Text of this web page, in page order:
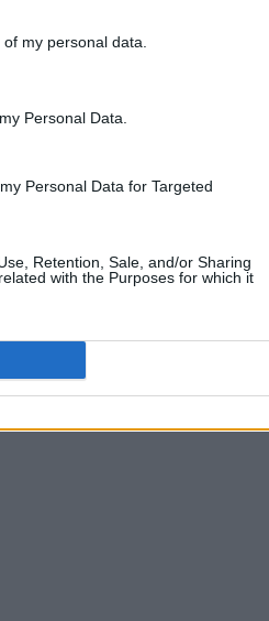
my personal data.
Personal Data.
Personal Data for Targeted
Retention, Sale, and/or Sharing
with the Purposes for which it
din perioada PNRR! ”Cei trei miniştri
publice”